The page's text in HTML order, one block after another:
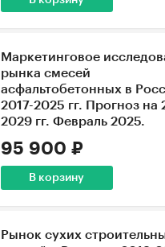
Маркетинговое
рынка смесей
асфальтобетонных в
2017-2025 гг. Прогноз на
2029 гг. Февраль 2025.
95 900 ₽
В корзину
Рынок сухих